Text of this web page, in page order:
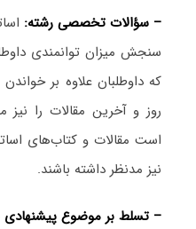
– سؤالات تخصصی رشته:
سنجش میزان توانمندی
که داوطلبان علاوه بر
روز و آخرین مقالات را
است مقالات و کتاب‌های
نیز مدنظر داشته باشند.
– تسلط بر موضوع پیشنهادی